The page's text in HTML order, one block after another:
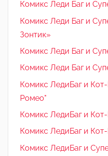
Комикс Леди Баг и
Комикс Леди Баг и
Зонтик»
Комикс Леди Баг и
Комикс Леди Баг и
Комикс ЛедиБаг и
Ромео"
Комикс ЛедиБаг и
Комикс ЛедиБаг и
Комикс ЛедиБаг и